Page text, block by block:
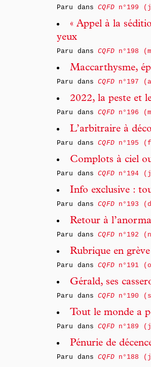
Paru dansCQFDn°199
« Appel à la
yeux
Paru dansCQFDn°198
Maccarthysme,
Paru dansCQFDn°197
2022, la peste et
Paru dansCQFDn°196
L’arbitraire à
Paru dansCQFDn°195
Complots à ciel
Paru dansCQFDn°194
Info exclusive :
Paru dansCQFDn°193
Retour à
Paru dansCQFDn°192
Rubrique en grève
Paru dansCQFDn°191
Gérald, ses
Paru dansCQFDn°190
Tout le monde a
Paru dansCQFDn°189
Pénurie de
Paru dansCQFDn°188